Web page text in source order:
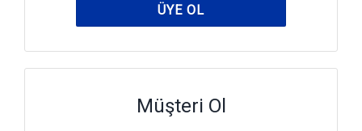
ÜYE OL
Müşteri Ol